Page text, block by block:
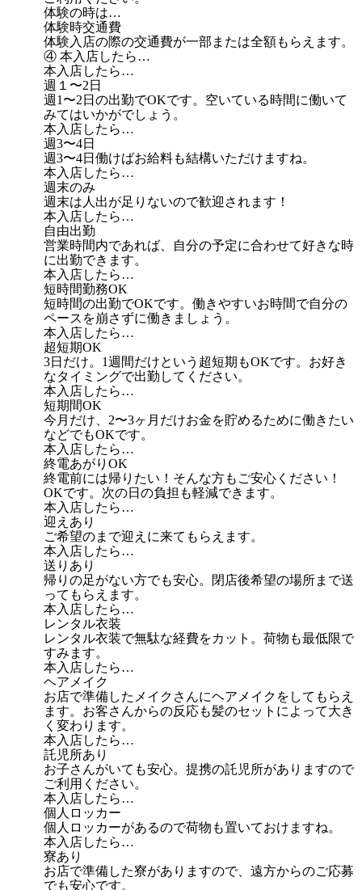
体験の時は…
体験時交通費
体験入店の際の交通費が一部または全額もらえます。
④ 本入店したら…
本入店したら…
週１〜2日
週1〜2日の出勤でOKです。空いている時間に働いて
みてはいかがでしょう。
本入店したら…
週3〜4日
週3〜4日働けばお給料も結構いただけますね。
本入店したら…
週末のみ
週末は人出が足りないので歓迎されます！
本入店したら…
自由出勤
営業時間内であれば、自分の予定に合わせて好きな時
に出勤できます。
本入店したら…
短時間勤務OK
短時間の出勤でOKです。働きやすいお時間で自分の
ペースを崩さずに働きましょう。
本入店したら…
超短期OK
3日だけ。1週間だけという超短期もOKです。お好き
なタイミングで出勤してください。
本入店したら…
短期間OK
今月だけ、2〜3ヶ月だけお金を貯めるために働きたい
などでもOKです。
本入店したら…
終電あがりOK
終電前には帰りたい！そんな方もご安心ください！
OKです。次の日の負担も軽減できます。
本入店したら…
迎えあり
ご希望のまで迎えに来てもらえます。
本入店したら…
送りあり
帰りの足がない方でも安心。閉店後希望の場所まで送
ってもらえます。
本入店したら…
レンタル衣装
レンタル衣装で無駄な経費をカット。荷物も最低限で
すみます。
本入店したら…
ヘアメイク
お店で準備したメイクさんにヘアメイクをしてもらえ
ます。お客さんからの反応も髪のセットによって大き
く変わります。
本入店したら…
託児所あり
お子さんがいても安心。提携の託児所がありますので
ご利用ください。
本入店したら…
個人ロッカー
個人ロッカーがあるので荷物も置いておけますね。
本入店したら…
寮あり
お店で準備した寮がありますので、遠方からのご応募
でも安心です。